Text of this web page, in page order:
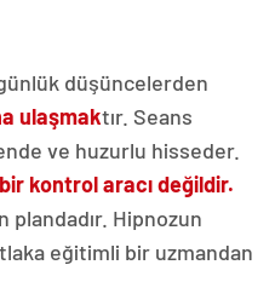
düşüncelerden
ulaşmaktır. Seans
ve huzurlu hisseder.
kontrol aracı değildir.
plandadır. Hipnozun
eğitimli bir uzmandan